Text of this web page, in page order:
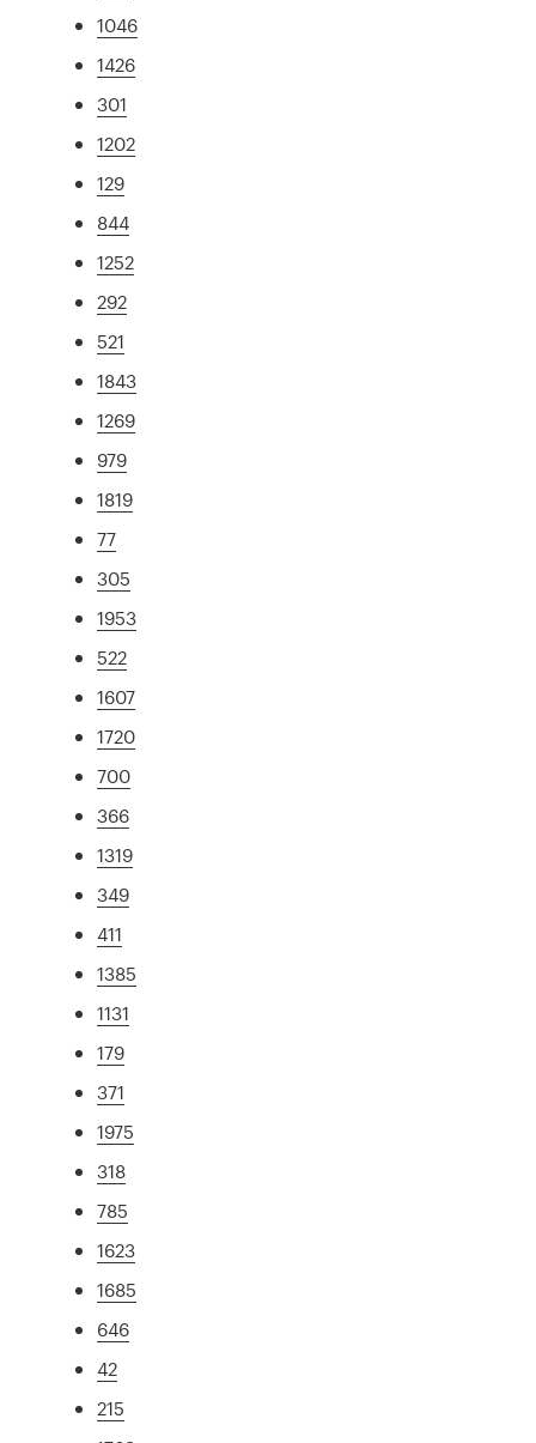
1046
1426
301
1202
129
844
1252
292
521
1843
1269
979
1819
77
305
1953
522
1607
1720
700
366
1319
349
411
1385
1131
179
371
1975
318
785
1623
1685
646
42
215